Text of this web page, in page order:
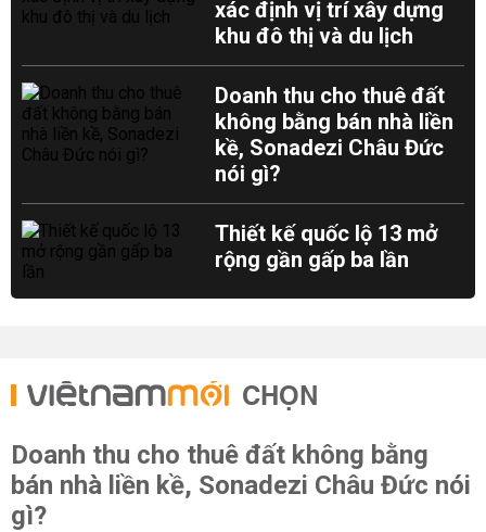
xác định vị trí xây dựng
khu đô thị và du lịch
Doanh thu cho thuê đất
không bằng bán nhà liền
kề, Sonadezi Châu Đức
nói gì?
Thiết kế quốc lộ 13 mở
rộng gần gấp ba lần
CHỌN
Doanh thu cho thuê đất không bằng
bán nhà liền kề, Sonadezi Châu Đức nói
gì?